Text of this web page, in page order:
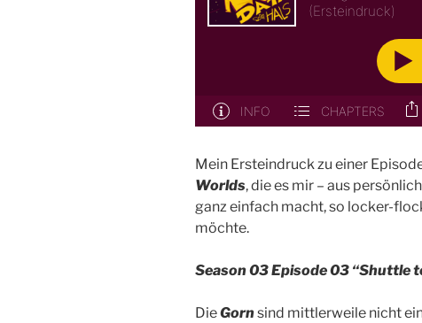
Mein Ersteindruck zu einer
Worlds, die es mir – aus
ganz einfach macht, so locker-
möchte.
Season 03 Episode 03 “Shuttle
DieGornsind mittlerweile nicht